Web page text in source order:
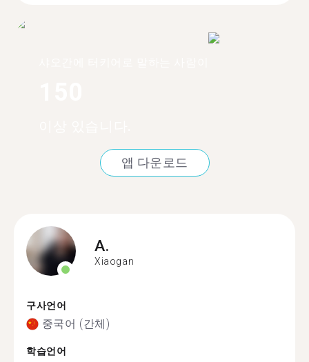
앱 다운로드
A.
Xiaogan
구사언어
중국어 (간체)
학습언어